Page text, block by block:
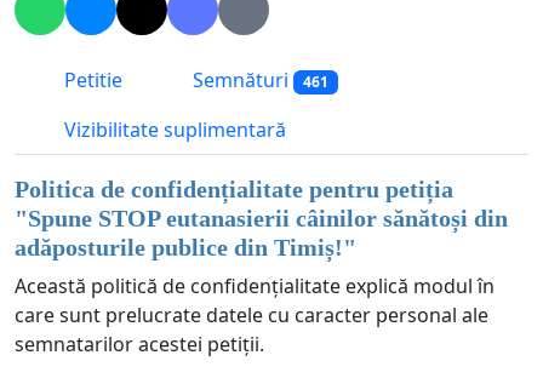
Petitie Semnături 461
Vizibilitate suplimentară
Politica de confidențialitate pentru petiția
"Spune STOP eutanasierii câinilor sănătoși din
adăposturile publice din Timiș!"
Această politică de confidențialitate explică modul în
care sunt prelucrate datele cu caracter personal ale
semnatarilor acestei petiții.